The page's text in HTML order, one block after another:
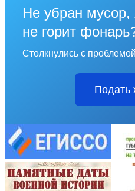
Не убран мусор,
не горит
Столкнулись с
Подать